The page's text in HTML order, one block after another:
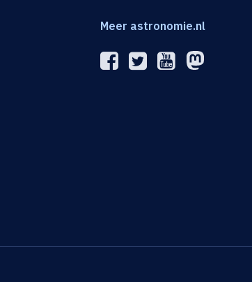
Meer astronomie.nl